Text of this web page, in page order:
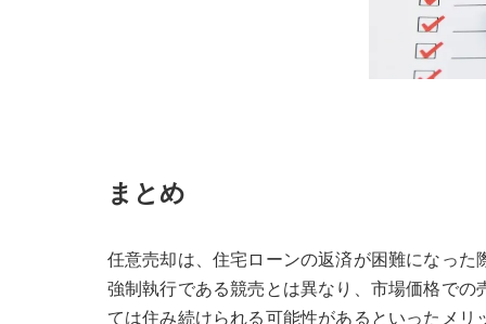
まとめ
任意売却は、住宅ローンの返済が困難になっ
強制執行である競売とは異なり、市場価格で